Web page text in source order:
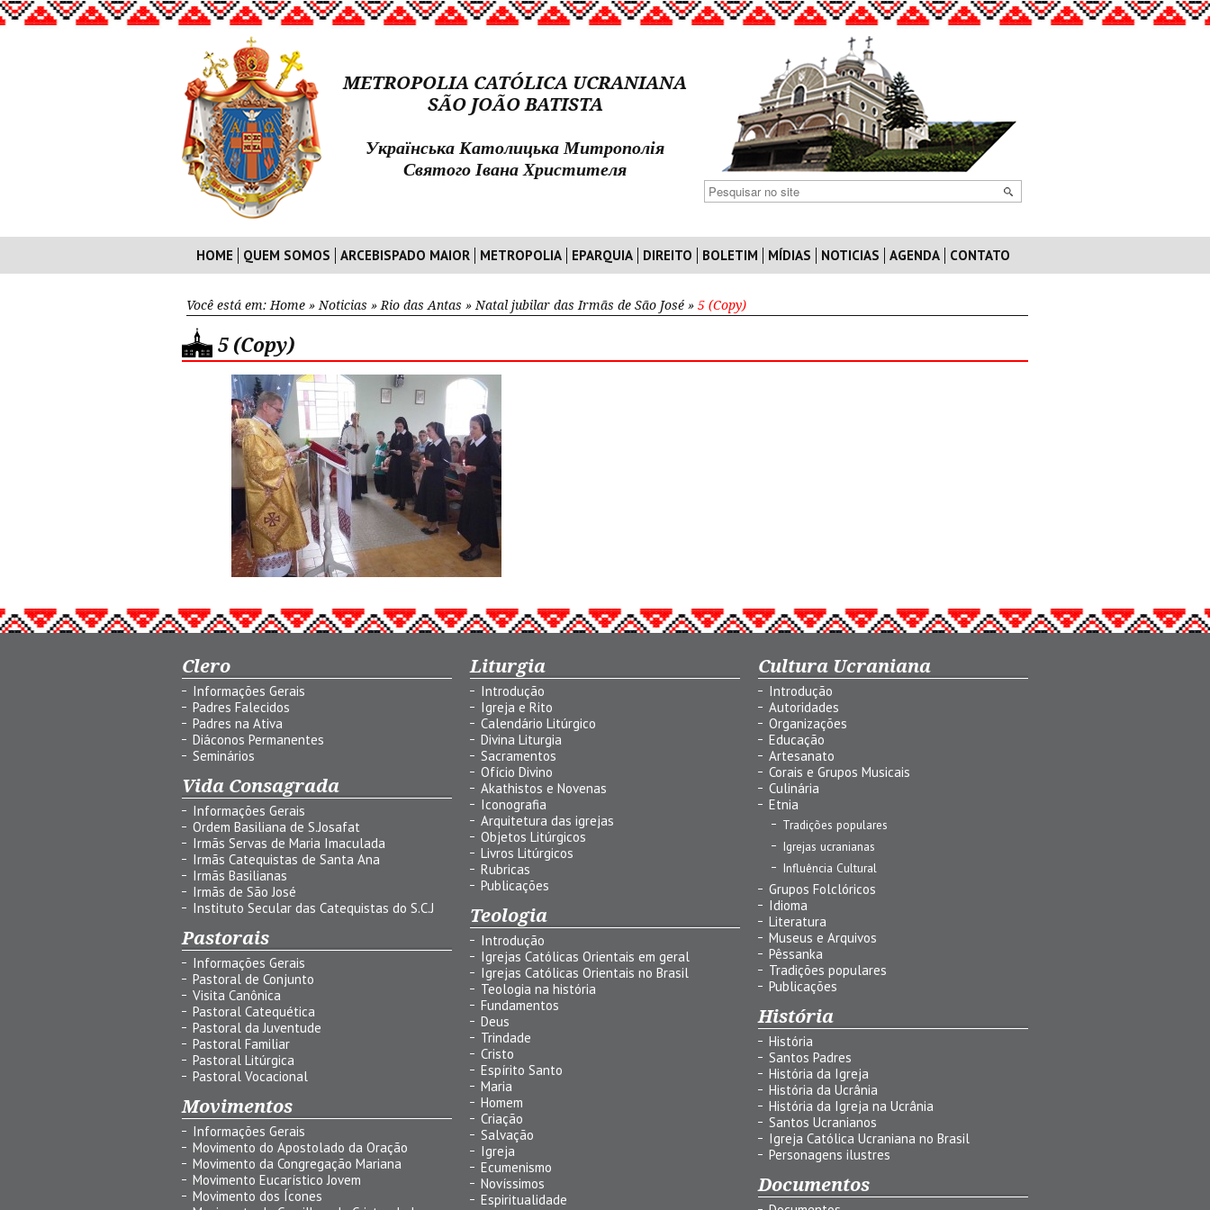
METROPOLIA CATÓLICA UCRANIANA
SÃO JOÃO BATISTA
Українська Католицька Митрополія
Святого Івана Христителя
HOME QUEM SOMOS ARCEBISPADO MAIOR METROPOLIA EPARQUIA DIREITO BOLETIM MÍDIAS NOTICIAS AGENDA CONTATO
Você está em: Home » Noticias » Rio das Antas » Natal jubilar das Irmãs de São José » 5 (Copy)
5 (Copy)
Clero
Informações Gerais
Padres Falecidos
Padres na Ativa
Diáconos Permanentes
Seminários
Vida Consagrada
Informações Gerais
Ordem Basiliana de S.Josafat
Irmãs Servas de Maria Imaculada
Irmãs Catequistas de Santa Ana
Irmãs Basilianas
Irmãs de São José
Instituto Secular das Catequistas do S.C.J
Pastorais
Informações Gerais
Pastoral de Conjunto
Visita Canônica
Pastoral Catequética
Pastoral da Juventude
Pastoral Familiar
Pastoral Litúrgica
Pastoral Vocacional
Movimentos
Informações Gerais
Movimento do Apostolado da Oração
Movimento da Congregação Mariana
Movimento Eucarístico Jovem
Movimento dos Ícones
Liturgia
Introdução
Igreja e Rito
Calendário Litúrgico
Divina Liturgia
Sacramentos
Ofício Divino
Akathistos e Novenas
Iconografia
Arquitetura das igrejas
Objetos Litúrgicos
Livros Litúrgicos
Rubricas
Publicações
Teologia
Introdução
Igrejas Católicas Orientais em geral
Igrejas Católicas Orientais no Brasil
Teologia na história
Fundamentos
Deus
Trindade
Cristo
Espírito Santo
Maria
Homem
Criação
Salvação
Igreja
Ecumenismo
Novíssimos
Espiritualidade
Cultura Ucraniana
Introdução
Autoridades
Organizações
Educação
Artesanato
Corais e Grupos Musicais
Culinária
Etnia
Tradições populares
Igrejas ucranianas
Influência Cultural
Grupos Folclóricos
Idioma
Literatura
Museus e Arquivos
Pêssanka
Tradições populares
Publicações
História
História
Santos Padres
História da Igreja
História da Ucrânia
História da Igreja na Ucrânia
Santos Ucranianos
Igreja Católica Ucraniana no Brasil
Personagens ilustres
Documentos